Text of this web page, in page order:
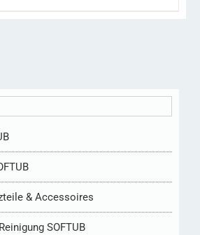
& Accessoires
SOFTUB